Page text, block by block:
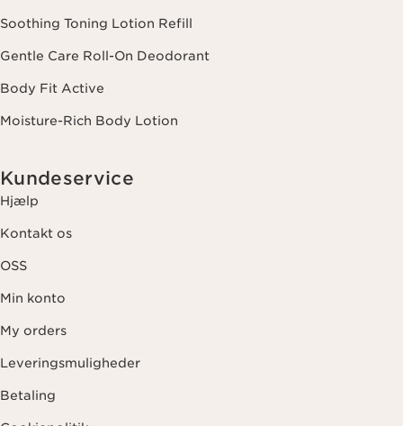
Soothing Toning Lotion Refill
Gentle Care Roll-On Deodorant
Body Fit Active
Moisture-Rich Body Lotion
Kundeservice
Hjælp
Kontakt os
OSS
Min konto
My orders
Leveringsmuligheder
Betaling